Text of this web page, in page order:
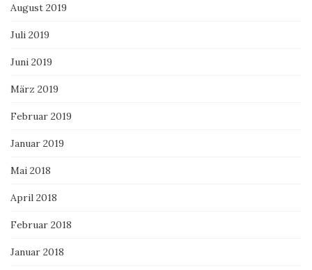
August 2019
Juli 2019
Juni 2019
März 2019
Februar 2019
Januar 2019
Mai 2018
April 2018
Februar 2018
Januar 2018